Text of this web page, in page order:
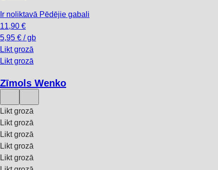
Ir noliktavā Pēdējie gabali
11,90 €
5,95 € / gb
Likt grozā
Likt grozā
Zīmols Wenko
Likt grozā
Likt grozā
Likt grozā
Likt grozā
Likt grozā